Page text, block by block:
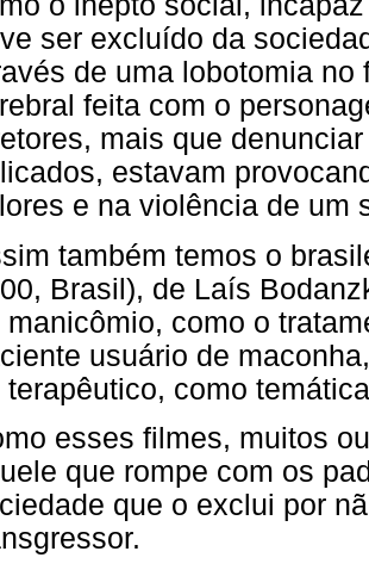
ser excluído da
de uma lobotomia
feita com o
mais que
estavam
e na violência de um
também temos o
Brasil), de Laís
manicômio, como o
usuário de
terapêutico, como
esses filmes, muitos
que rompe com os
que o exclui por